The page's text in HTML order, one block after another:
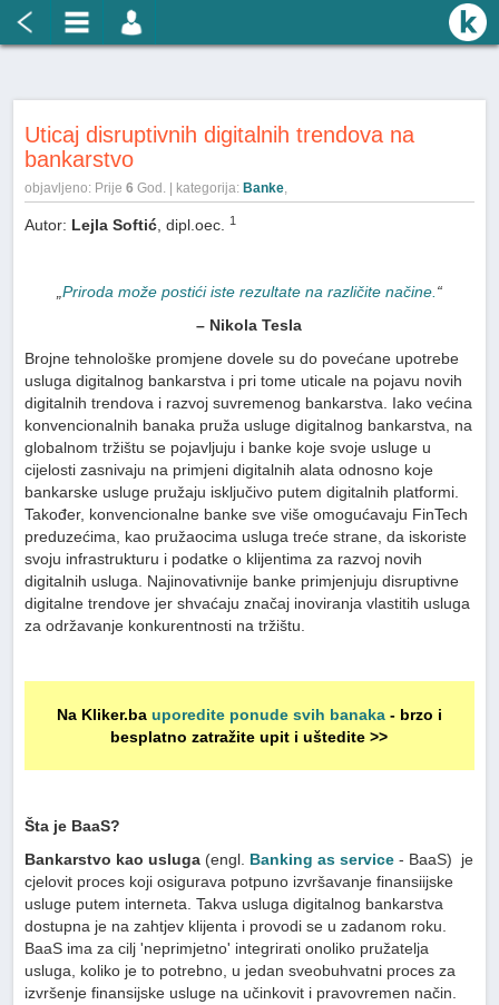
Uticaj disruptivnih digitalnih trendova na
bankarstvo
objavljeno: Prije6 God. | kategorija: Banke,
Autor: Lejla Softić , dipl.oec.1
Priroda može postići iste rezultate na različite načine. “
– Nikola Tesla
Brojne tehnološke promjene dovele su do povećane upotrebe
usluga digitalnog bankarstva i pri tome uticale na pojavu novih
digitalnih trendova i razvoj suvremenog bankarstva. Iako većina
konvencionalnih banaka pruža usluge digitalnog bankarstva, na
globalnom tržištu se pojavljuju i banke koje svoje usluge u
cijelosti zasnivaju na primjeni digitalnih alata odnosno koje
bankarske usluge pružaju isključivo putem digitalnih platformi.
Također, konvencionalne banke sve više omogućavaju FinTech
preduzećima, kao pružaocima usluga treće strane, da iskoriste
svoju infrastrukturu i podatke o klijentima za razvoj novih
digitalnih usluga. Najinovativnije banke primjenjuju disruptivne
digitalne trendove jer shvaćaju značaj inoviranja vlastitih usluga
za održavanje konkurentnosti na tržištu.
Na Kliker.ba uporedite ponude svih banaka- brzo i
besplatno zatražite upit i uštedite >>
Šta je BaaS?
Bankarstvo kao usluga (engl. Banking as service - BaaS) je
cjelovit proces koji osigurava potpuno izvršavanje finansiijske
usluge putem interneta. Takva usluga digitalnog bankarstva
dostupna je na zahtjev klijenta i provodi se u zadanom roku.
BaaS ima za cilj 'neprimjetno' integrirati onoliko pružatelja
usluga, koliko je to potrebno, u jedan sveobuhvatni proces za
izvršenje finansijske usluge na učinkovit i pravovremen način.